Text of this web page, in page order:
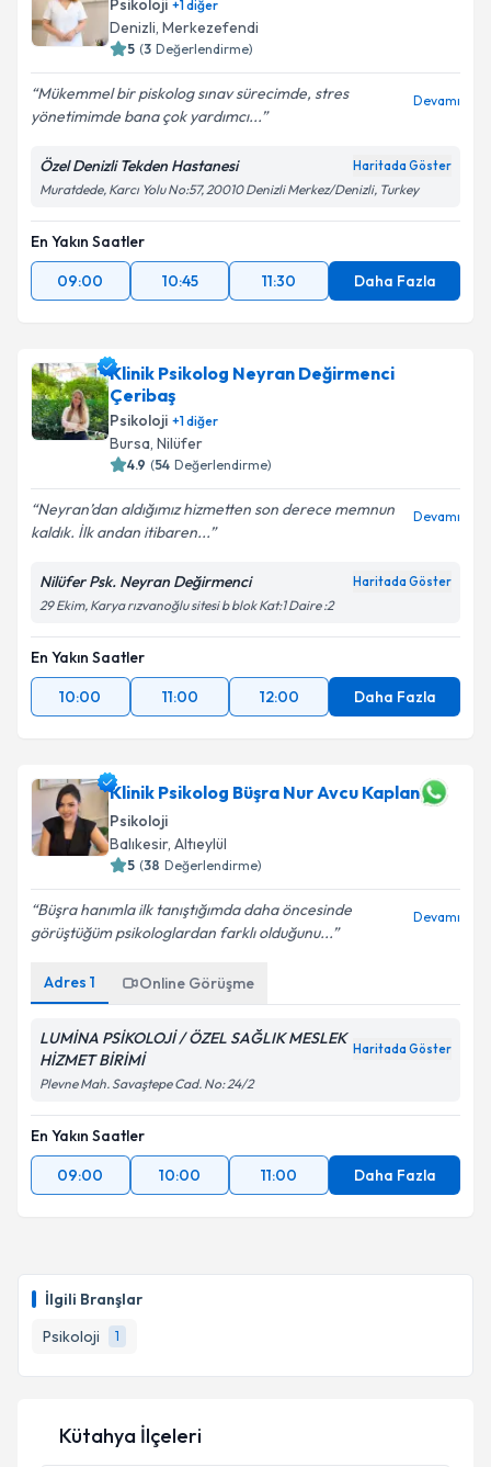
İlgili Branşlar
Psikoloji
1
Psikoloji +1 diğer
Denizli, Merkezefendi
5 (3 Değerlendirme)
Mükemmel bir piskolog sınav sürecimde, stres
yönetimimde bana çok yardımcı...
Devamı
Özel Denizli Tekden Hastanesi Haritada Göster
Muratdede, Karcı Yolu No:57, 20010 Denizli Merkez/Denizli, Turkey
En Yakın Saatler
09:00
10:45 11:30 Daha Fazla
Klinik Psikolog Neyran Değirmenci
Çeribaş
Psikoloji +1diğer
Bursa, Nilüfer
4.9 (54 Değerlendirme)
Neyran’dan aldığımız hizmetten son derece memnun
kaldık. İlk andan itibaren...
Devamı
Nilüfer Psk. Neyran Değirmenci Haritada Göster
29 Ekim, Karya rızvanoğlu sitesi b blok Kat:1 Daire :2
En Yakın Saatler
10:00
11:00 12:00 Daha Fazla
Klinik Psikolog Büşra Nur Avcu Kaplan
Psikoloji
Balıkesir, Altıeylül
5 (38 Değerlendirme)
Büşra hanımla ilk tanıştığımda daha öncesinde
görüştüğüm psikologlardan farklı olduğunu...
Devamı
Adres 1 Online Görüşme
LUMİNA PSİKOLOJİ / ÖZEL SAĞLIK MESLEK
HİZMET BİRİMİ
Haritada Göster
Plevne Mah. Savaştepe Cad. No: 24/2
En Yakın Saatler
09:00
10:00 11:00 Daha Fazla
Kütahya İlçeleri